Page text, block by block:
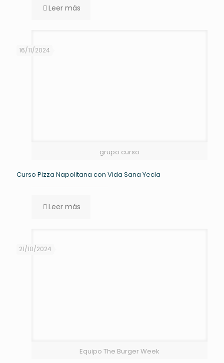
Leer más
grupo curso
16/11/2024
Curso Pizza Napolitana con Vida Sana Yecla
Leer más
Equipo The Burger Week
21/10/2024